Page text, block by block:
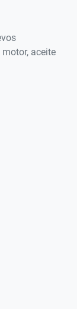
aceite